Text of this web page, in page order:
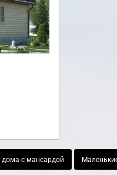
дома с мансардой